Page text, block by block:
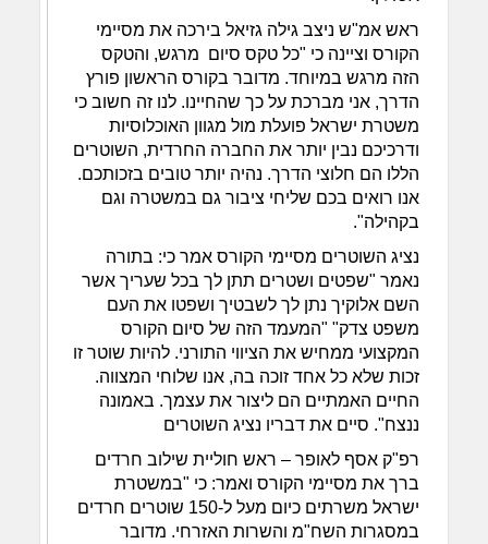
ראש אמ"ש ניצב גילה גזיאל בירכה את מסיימי
הקורס וציינה כי "כל טקס סיום מרגש, והטקס
הזה מרגש במיוחד. מדובר בקורס הראשון פורץ
הדרך, אני מברכת על כך שהחיינו. לנו זה חשוב כי
משטרת ישראל פועלת מול מגוון האוכלוסיות
ודרכיכם נבין יותר את החברה החרדית, השוטרים
הללו הם חלוצי הדרך. נהיה יותר טובים בזכותכם.
אנו רואים בכם שליחי ציבור גם במשטרה וגם
בקהילה".
נציג השוטרים מסיימי הקורס אמר כי: בתורה
נאמר "שפטים ושטרים תתן לך בכל שעריך אשר
השם אלוקיך נתן לך לשבטיך ושפטו את העם
משפט צדק" "המעמד הזה של סיום הקורס
המקצועי ממחיש את הציווי התורני. להיות שוטר זו
זכות שלא כל אחד זוכה בה, אנו שלוחי המצווה.
החיים האמתיים הם ליצור את עצמך. באמונה
ננצח". סיים את דבריו נציג השוטרים
רפ"ק אסף לאופר – ראש חוליית שילוב חרדים
ברך את מסיימי הקורס ואמר: כי "במשטרת
ישראל משרתים כיום מעל ל-150 שוטרים חרדים
במסגרות השח"מ והשרות האזרחי. מדובר